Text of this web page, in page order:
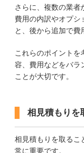
さらに、複数の業者
費用の内訳やオプシ
と、後から追加で費
これらのポイントを
容、費用などをバラ
ことが大切です。
相見積もりを
相見積もりを取るこ
常に重要です。